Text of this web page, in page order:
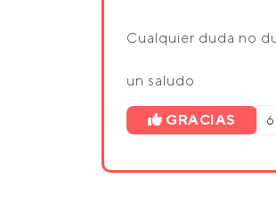
Cualquier duda no
un saludo
GRACIAS 6